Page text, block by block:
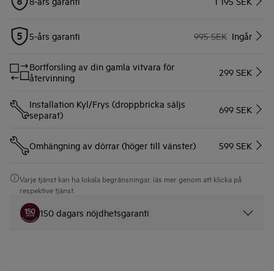
5-års garanti 995 SEK Ingår
Bortforsling av din gamla vitvara för
återvinning
299 SEK
Installation Kyl/Frys (droppbricka säljs
separat)
699 SEK
Omhängning av dörrar (höger till vänster) 599 SEK
Varje tjänst kan ha lokala begränsningar, läs mer genom att klicka på
respektive tjänst.
150 dagars nöjdhetsgaranti